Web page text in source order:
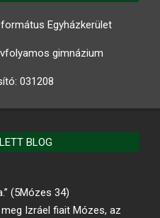
Egyházkerület
gimnázium
031208
BLOG
(5Mózes 34)
Izráel fiait Mózes, az